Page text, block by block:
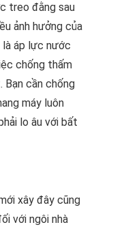
treo đằng sau
ảnh hưởng của
áp lực nước
chống thấm
cần chống
máy luôn
lo âu với bất
xây đây cũng
với ngôi nhà